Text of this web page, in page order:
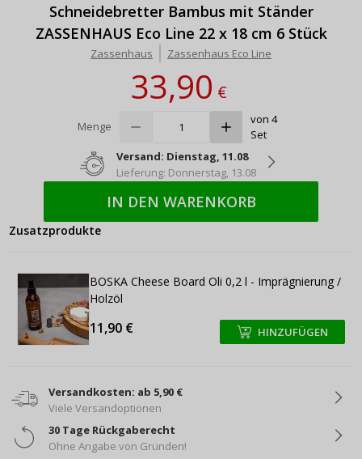
Schneidebretter Bambus mit Ständer
ZASSENHAUS Eco Line 22 x 18 cm 6 Stück
Zassenhaus Zassenhaus Eco Line
33,90€
Menge
von 4
Set
Versand: Dienstag, 11.08
Lieferung: Donnerstag, 13.08
IN DEN WARENKORB
Zusatzprodukte
BOSKA Cheese Board Oli 0,2 l - Imprägnierung /
Holzöl
11,90 € +
+ HINZUFÜGEN
Versandkosten: ab 5,90 €
Viele Versandoptionen
30 Tage Rückgaberecht
Ohne Angabe von Gründen!